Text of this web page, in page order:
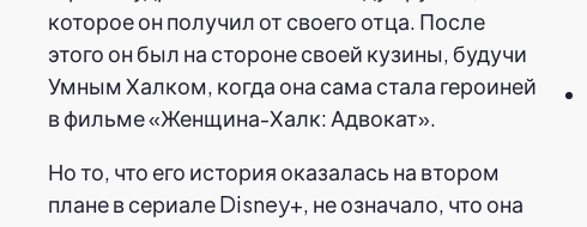
которое он получил от своего отца. После
этого он был на стороне своей кузины, будучи
Умным Халком, когда она сама стала героиней
в фильме «Женщина-Халк: Адвокат».
Но то, что его история оказалась на втором
плане в сериале Disney+, не означало, что она